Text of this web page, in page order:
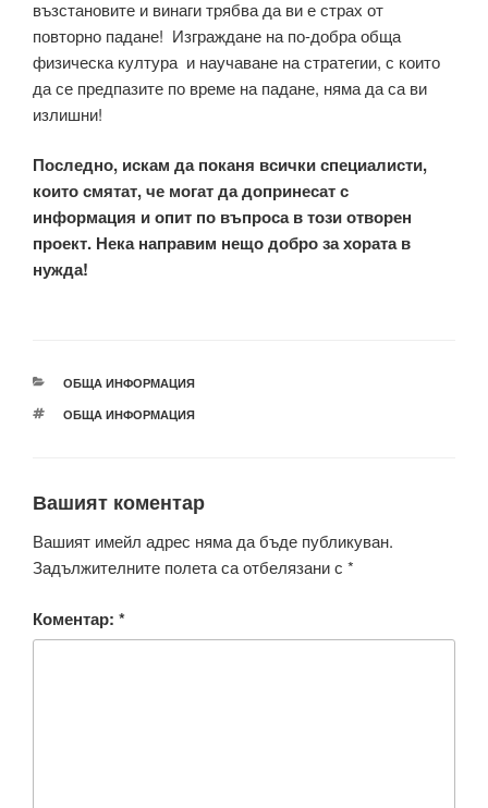
възстановите и винаги трябва да ви е страх от
повторно падане! Изграждане на по-добра обща
физическа култура и научаване на стратегии, с които
да се предпазите по време на падане, няма да са ви
излишни!
Последно, искам да поканя всички специалисти,
които смятат, че могат да допринесат с
информация и опит по въпроса в този отворен
проект. Нека направим нещо добро за хората в
нужда!
КАТЕГОРИИ
ОБЩА ИНФОРМАЦИЯ
ЕТИКЕТИ
ОБЩА ИНФОРМАЦИЯ
Вашият коментар
Вашият имейл адрес няма да бъде публикуван.
Задължителните полета са отбелязани с *
Коментар: *